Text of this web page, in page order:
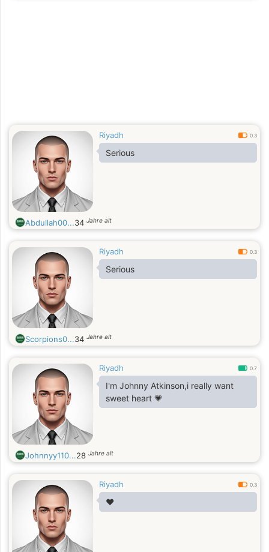
Riyadh 0.3
Serious
Abdullah00...34 Jahre alt
Riyadh 0.3
Serious
Scorpions0...34 Jahre alt
Riyadh 0.7
I'm Johnny Atkinson,i really want
sweet heart 💗
Johnnyy110...28 Jahre alt
Riyadh 0.3
❤️